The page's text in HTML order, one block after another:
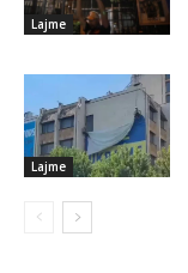
Lajme
Lajme